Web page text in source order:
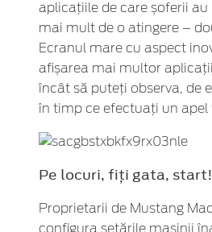
aplicațiile de care șoferii au
mai mult de o atingere –
Ecranul mare cu aspect
afișarea mai multor
încât să puteți observa, de
în timp ce efectuați un apel
Pe locuri, fiți gata, start!
Proprietarii de Mustang
configura setările mașinii